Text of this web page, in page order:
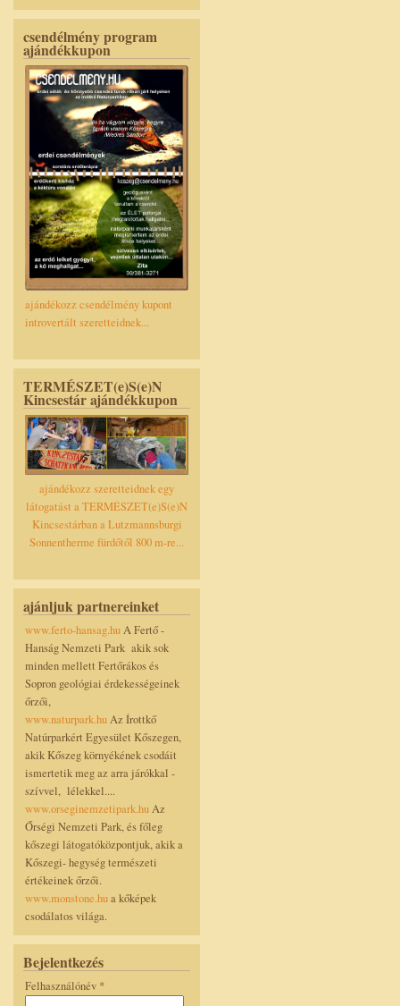
csendélmény program
ajándékkupon
ajándékozz csendélmény kupont
introvertált szeretteidnek...
TERMÉSZET(e)S(e)N
Kincsestár ajándékkupon
ajándékozz szeretteidnek egy
látogatást a TERMÉSZET(e)S(e)N
Kincsestárban a Lutzmannsburgi
Sonnentherme fürdőtől 800 m-re...
ajánljuk partnereinket
www.ferto-hansag.huA Fertő -
Hanság Nemzeti Park akik sok
minden mellett Fertőrákos és
Sopron geológiai érdekességeinek
őrzői,
www.naturpark.huAz Írottkő
Natúrparkért Egyesület Kőszegen,
akik Kőszeg környékének csodáit
ismertetik meg az arra járókkal -
szívvel, lélekkel....
www.orseginemzetipark.huAz
Őrségi Nemzeti Park, és főleg
kőszegi látogatóközpontjuk, akik a
Kőszegi- hegység természeti
értékeinek őrzői.
www.monstone.hua kőképek
csodálatos világa.
Bejelentkezés
Felhasználónév *